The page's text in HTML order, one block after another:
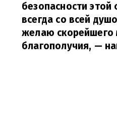
безопасности
всегда со всей
желаю скорейшего
благополучия, —